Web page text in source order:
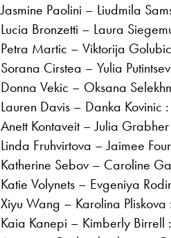
Jasmine Paolini – Liudmila
Lucia Bronzetti – Laura
Petra Martic – Viktorija
Sorana Cirstea – Yulia
Donna Vekic – Oksana
Lauren Davis – Danka Kovinic
Anett Kontaveit – Julia
Linda Fruhvirtova – Jaimee
Katherine Sebov – Caroline
Katie Volynets – Evgeniya
Xiyu Wang – Karolina
Kaia Kanepi – Kimberly Birrell